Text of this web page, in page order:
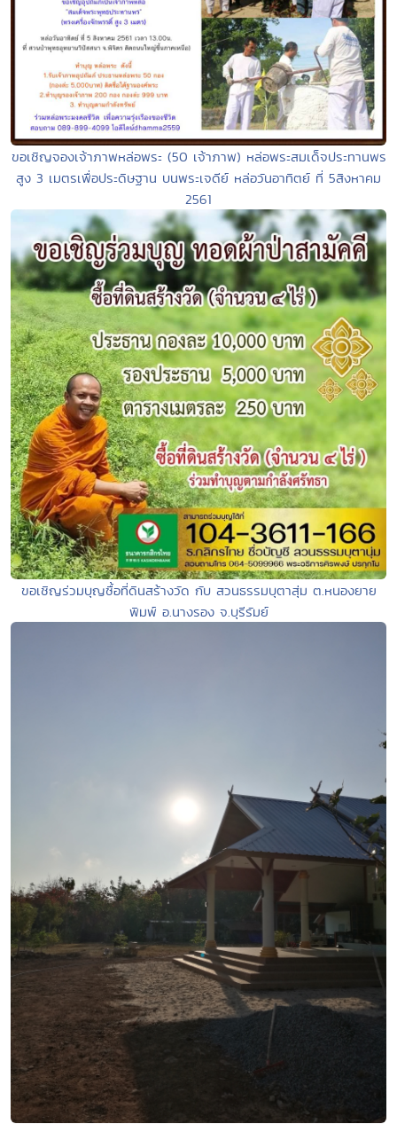
ขอเชิญจองเจ้าภาพหล่อพระ (50 เจ้าภาพ) หล่อพระสมเด็จประทานพร
สูง 3 เมตรเพื่อประดิษฐาน บนพระเจดีย์ หล่อวันอาทิตย์ ที่ 5สิงหาคม
2561
ขอเชิญร่วมบุญซื้อที่ดินสร้างวัด กับ สวนธรรมบุตาสุ่ม ต.หนองยาย
พิมพ์ อ.นางรอง จ.บุรีรัมย์